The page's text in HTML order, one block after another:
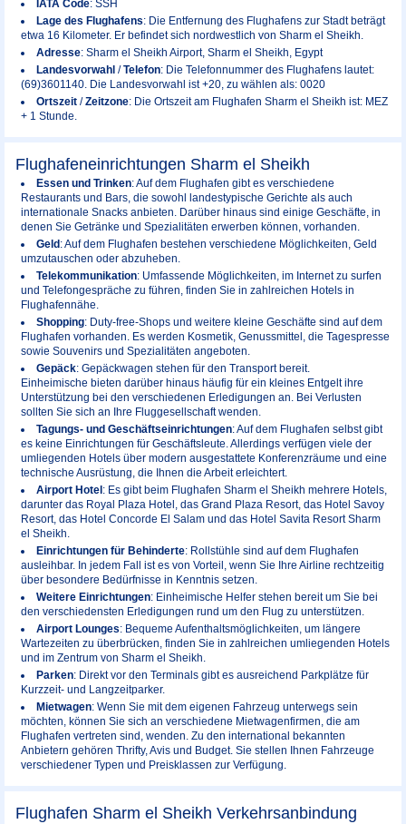
IATA Code: SSH
Lage des Flughafens: Die Entfernung des Flughafens zur Stadt beträgt
etwa 16 Kilometer. Er befindet sich nordwestlich von Sharm el Sheikh.
Adresse: Sharm el Sheikh Airport, Sharm el Sheikh, Egypt
Landesvorwahl /Telefon: Die Telefonnummer des Flughafens lautet:
(69)3601140. Die Landesvorwahl ist +20, zu wählen als: 0020
Ortszeit /Zeitzone: Die Ortszeit am Flughafen Sharm el Sheikh ist: MEZ
+ 1 Stunde.
Flughafeneinrichtungen Sharm el Sheikh
Essen und Trinken: Auf dem Flughafen gibt es verschiedene
Restaurants und Bars, die sowohl landestypische Gerichte als auch
internationale Snacks anbieten. Darüber hinaus sind einige Geschäfte, in
denen Sie Getränke und Spezialitäten erwerben können, vorhanden.
Geld : Auf dem Flughafen bestehen verschiedene Möglichkeiten, Geld
umzutauschen oder abzuheben.
Telekommunikation: Umfassende Möglichkeiten, im Internet zu surfen
und Telefongespräche zu führen, finden Sie in zahlreichen Hotels in
Flughafennähe.
Shopping: Duty-free-Shops und weitere kleine Geschäfte sind auf dem
Flughafen vorhanden. Es werden Kosmetik, Genussmittel, die Tagespresse
sowie Souvenirs und Spezialitäten angeboten.
Gepäck: Gepäckwagen stehen für den Transport bereit.
Einheimische bieten darüber hinaus häufig für ein kleines Entgelt ihre
Unterstützung bei den verschiedenen Erledigungen an. Bei Verlusten
sollten Sie sich an Ihre Fluggesellschaft wenden.
Tagungs- und Geschäftseinrichtungen: Auf dem Flughafen selbst gibt
es keine Einrichtungen für Geschäftsleute. Allerdings verfügen viele der
umliegenden Hotels über modern ausgestattete Konferenzräume und eine
technische Ausrüstung, die Ihnen die Arbeit erleichtert.
Airport Hotel : Es gibt beim Flughafen Sharm el Sheikh mehrere Hotels,
darunter das Royal Plaza Hotel, das Grand Plaza Resort, das Hotel Savoy
Resort, das Hotel Concorde El Salam und das Hotel Savita Resort Sharm
el Sheikh.
Einrichtungen für Behinderte: Rollstühle sind auf dem Flughafen
ausleihbar. In jedem Fall ist es von Vorteil, wenn Sie Ihre Airline rechtzeitig
über besondere Bedürfnisse in Kenntnis setzen.
Weitere Einrichtungen: Einheimische Helfer stehen bereit um Sie bei
den verschiedensten Erledigungen rund um den Flug zu unterstützen.
Airport Lounges: Bequeme Aufenthaltsmöglichkeiten, um längere
Wartezeiten zu überbrücken, finden Sie in zahlreichen umliegenden Hotels
und im Zentrum von Sharm el Sheikh.
Parken: Direkt vor den Terminals gibt es ausreichend Parkplätze für
Kurzzeit- und Langzeitparker.
Mietwagen: Wenn Sie mit dem eigenen Fahrzeug unterwegs sein
möchten, können Sie sich an verschiedene Mietwagenfirmen, die am
Flughafen vertreten sind, wenden. Zu den international bekannten
Anbietern gehören Thrifty, Avis und Budget. Sie stellen Ihnen Fahrzeuge
verschiedener Typen und Preisklassen zur Verfügung.
Flughafen Sharm el Sheikh Verkehrsanbindung